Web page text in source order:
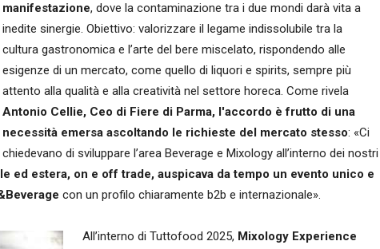
manifestazione, dove la contaminazione tra i due mondi darà vita a
inedite sinergie. Obiettivo: valorizzare il legame indissolubile tra la
cultura gastronomica e l’arte del bere miscelato, rispondendo alle
esigenze di un mercato, come quello di liquori e spirits, sempre più
attento alla qualità e alla creatività nel settore horeca. Come rivela
Antonio Cellie, Ceo di Fiere di Parma, l'accordo è frutto di una
necessità emersa ascoltando le richieste del mercato stesso: «Ci
chiedevano di sviluppare l’area Beverage e Mixology all’interno dei nostri
ed estera, on e off trade, auspicava da tempo un evento unico e
con un profilo chiaramente b2b e internazionale».
All’interno di Tuttofood 2025, Mixology Experience